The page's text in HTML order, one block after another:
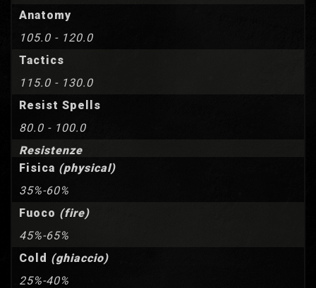
Anatomy
105.0 - 120.0
Tactics
115.0 - 130.0
Resist Spells
80.0 - 100.0
Resistenze
Fisica (physical)
35%-60%
Fuoco (fire)
45%-65%
Cold (ghiaccio)
25%-40%